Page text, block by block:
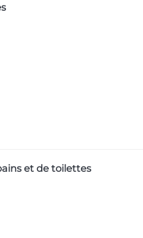
et de toilettes